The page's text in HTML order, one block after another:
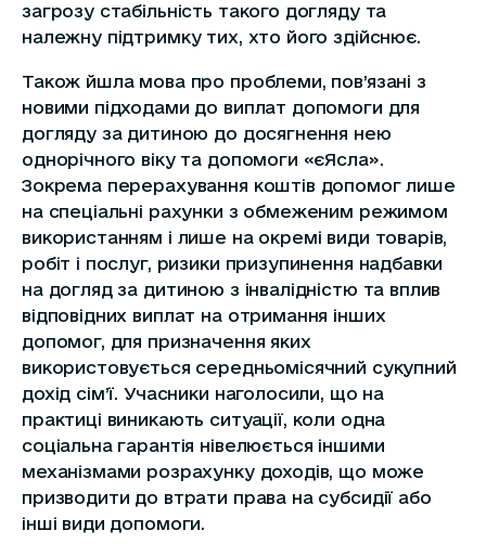
загрозу стабільність такого догляду та
належну підтримку тих, хто його здійснює.
Також йшла мова про проблеми, пов’язані з
новими підходами до виплат допомоги для
догляду за дитиною до досягнення нею
однорічного віку та допомоги «єЯсла».
Зокрема перерахування коштів допомог лише
на спеціальні рахунки з обмеженим режимом
використанням і лише на окремі види товарів,
робіт і послуг, ризики призупинення надбавки
на догляд за дитиною з інвалідністю та вплив
відповідних виплат на отримання інших
допомог, для призначення яких
використовується середньомісячний сукупний
дохід сім’ї. Учасники наголосили, що на
практиці виникають ситуації, коли одна
соціальна гарантія нівелюється іншими
механізмами розрахунку доходів, що може
призводити до втрати права на субсидії або
інші види допомоги.